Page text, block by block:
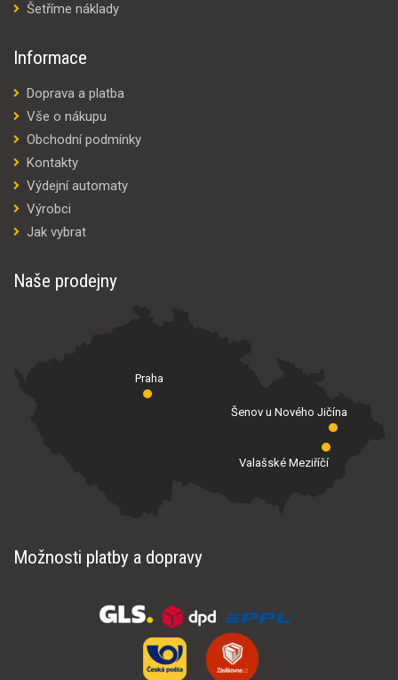
Šetříme náklady
Informace
Doprava a platba
Vše o nákupu
Obchodní podmínky
Kontakty
Výdejní automaty
Výrobci
Jak vybrat
Naše prodejny
Praha
Valašské Meziříčí
Šenov u Nového Jičína
Možnosti platby a dopravy